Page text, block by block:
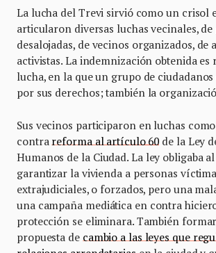
La lucha del Trevi sirvió como un crisol
articularon diversas luchas vecinales, de
desalojadas, de vecinos organizados, de
activistas. La indemnización obtenida es
lucha, en la que un grupo de
por sus derechos; también la
Sus vecinos participaron en luchas
contrareforma al artículo 60 de la Ley
Humanos de la Ciudad. La ley obligaba
garantizar la vivienda a personas
extrajudiciales, o forzados, pero una
una campaña mediática en contra
protección se eliminara. También
propuesta de cambio a las leyes que